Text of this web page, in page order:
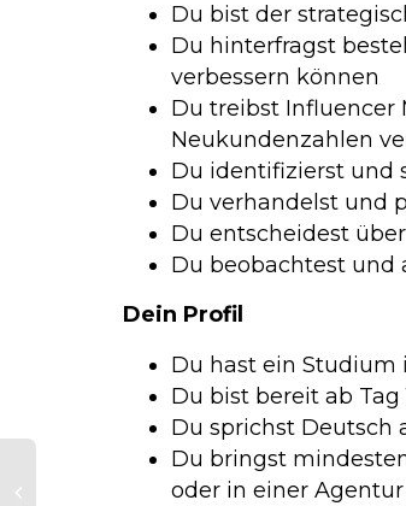
Du bist der
Du hinterfragst
verbessern können
Du treibst Influencer
Neukundenzahlen
Du identifizierst und
Du verhandelst und
Du entscheidest
Du beobachtest und
Dein Profil
Du hast ein
Du bist bereit ab
Du sprichst Deutsch
Du bringst
oder in einer